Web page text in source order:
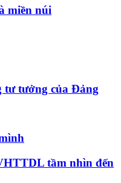
miền núi
tư tưởng của Đảng
tầm nhìn đến